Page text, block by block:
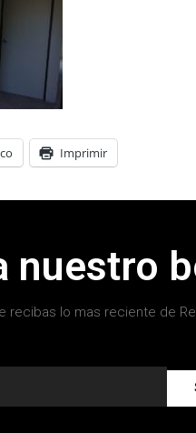
Imprimir
nuestro
recibas lo mas reciente de